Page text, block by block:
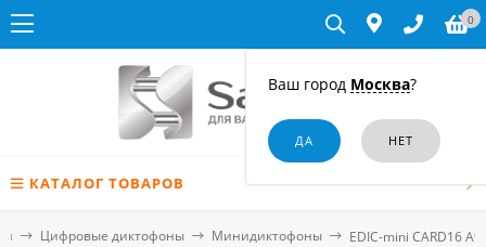
Ваш город Москва?
0
КАТАЛОГ ТОВАРОВ
Цифровые диктофоны Минидиктофоны EDIC-mini CARD16